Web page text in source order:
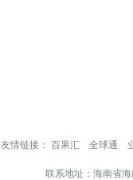
友情链接： 百果汇 全球通
联系地址：海南省